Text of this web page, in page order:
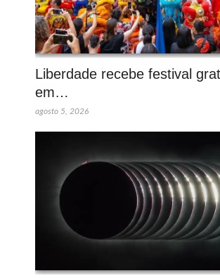
Liberdade recebe festival
em…
agosto 5, 2026